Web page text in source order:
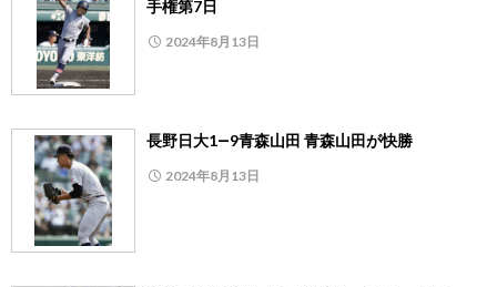
手権第7日
2024年8月13日
長野日大1―9青森山田 青森山田が快勝
2024年8月13日